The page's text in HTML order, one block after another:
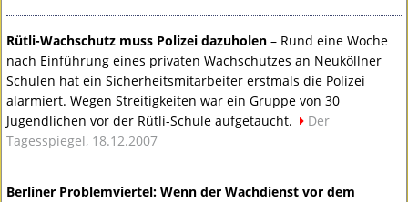
Rütli-Wachschutz muss Polizei dazuholen – Rund eine Woche
nach Einführung eines privaten Wachschutzes an Neuköllner
Schulen hat ein Sicherheitsmitarbeiter erstmals die Polizei
alarmiert. Wegen Streitigkeiten war ein Gruppe von 30
Jugendlichen vor der Rütli-Schule aufgetaucht.
Der
Tagesspiegel, 18.12.2007
Berliner Problemviertel: Wenn der Wachdienst vor dem